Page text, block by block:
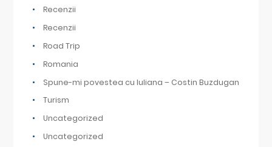
Recenzii
Recenzii
Road Trip
Romania
Spune-mi povestea cu Iuliana – Costin Buzdugan
Turism
Uncategorized
Uncategorized